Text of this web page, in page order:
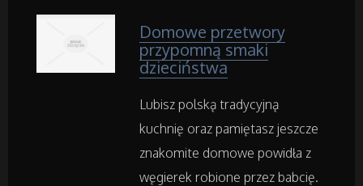
Salony, Komisy
Materiały Promocyjne
Agencje Reklamowe
Domowe przetwory
przypomną smaki
dzieciństwa
Lubisz polską tradycyjną
kuchnię oraz pamiętasz jeszcze
znakomite domowe powidła z
węgierek robione przez babcię.